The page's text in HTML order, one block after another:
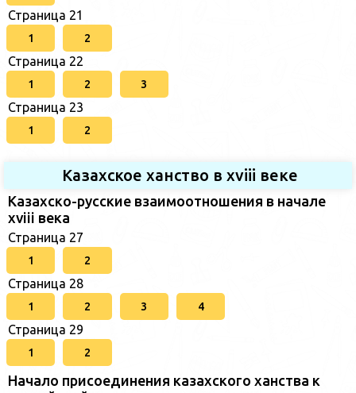
Страница 21
1 2
Страница 22
1 2 3
Страница 23
1 2
Казахское ханство в хviii веке
Казахско-русские взаимоотношения в начале
xviii века
Страница 27
1 2
Страница 28
1 2 3 4
Страница 29
1 2
Начало присоединения казахского ханства к